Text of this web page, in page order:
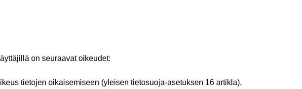
on seuraavat oikeudet:
tietojen oikaisemiseen (yleisen tietosuoja-asetuksen 16 artikla),